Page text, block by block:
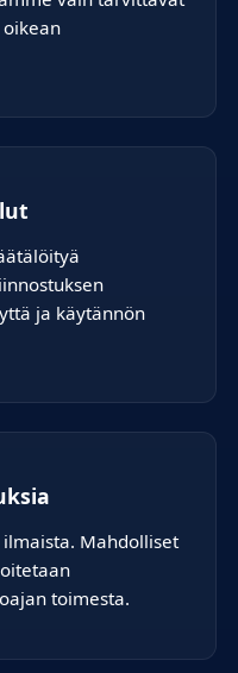
ja käytännön
Mahdolliset
toimesta.